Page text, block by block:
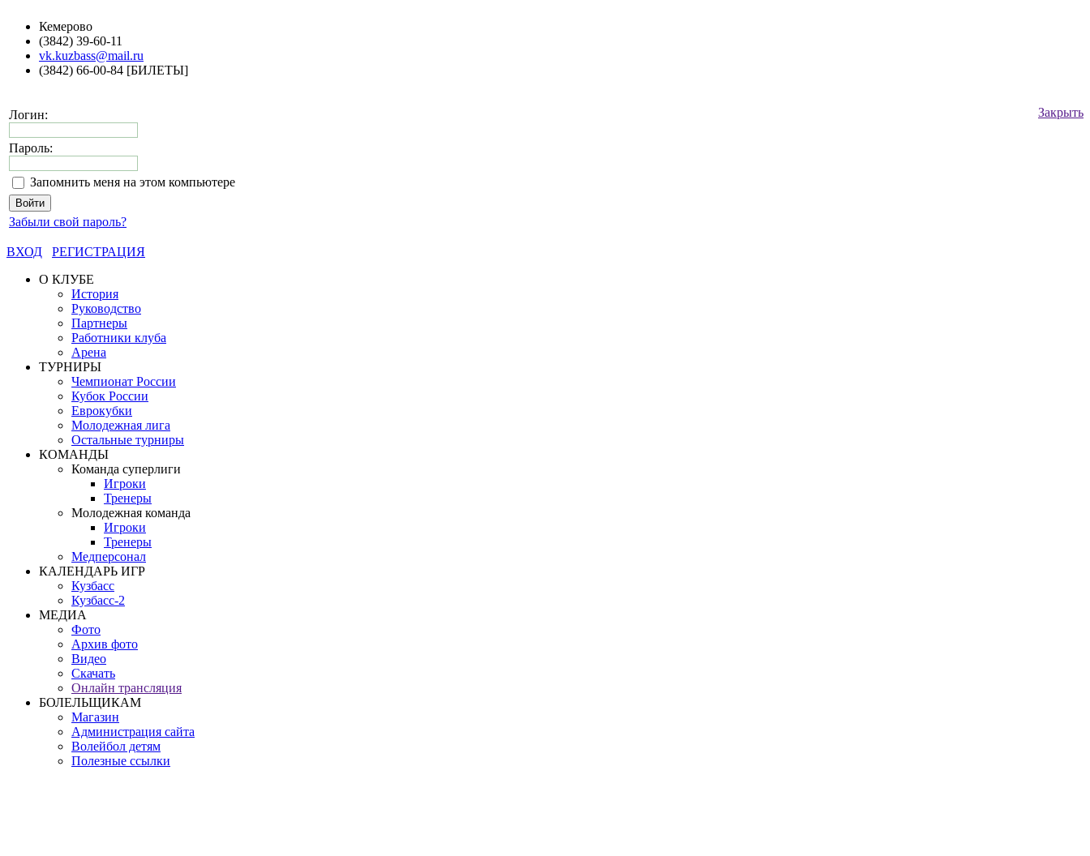
Кемерово
(3842) 39-60-11
vk.kuzbass@mail.ru
(3842) 66-00-84 [БИЛЕТЫ]
Закрыть
Логин:
Пароль:
Запомнить меня на этом компьютере
Забыли свой пароль?
ВХОД
РЕГИСТРАЦИЯ
О КЛУБЕ
История
Руководство
Партнеры
Работники клуба
Арена
ТУРНИРЫ
Чемпионат России
Кубок России
Еврокубки
Молодежная лига
Остальные турниры
КОМАНДЫ
Команда суперлиги
Игроки
Тренеры
Молодежная команда
Игроки
Тренеры
Медперсонал
КАЛЕНДАРЬ ИГР
Кузбасс
Кузбасс-2
МЕДИА
Фото
Архив фото
Видео
Скачать
Онлайн трансляция
БОЛЕЛЬЩИКАМ
Магазин
Администрация сайта
Волейбол детям
Полезные ссылки